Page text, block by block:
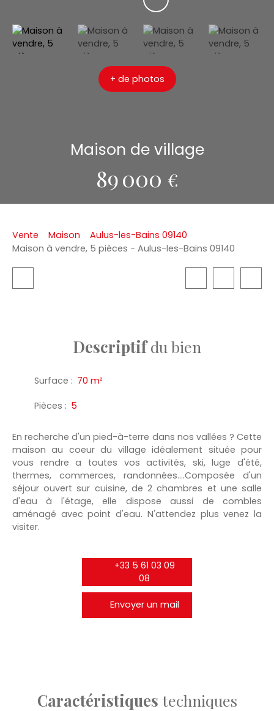
+ de photos
Maison de village
89 000 €
Vente Maison
Aulus-les-Bains 09140
Maison à vendre, 5 pièces - Aulus-les-Bains 09140
Descriptifdu bien
Surface : 70 m²
Pièces : 5
En recherche d'un pied-à-terre dans nos vallées ? Cette
maison au coeur du village idéalement située pour
vous rendre a toutes vos activités, ski, luge d'été,
thermes, commerces, randonnées....Composée d'un
séjour ouvert sur cuisine, de 2 chambres et une salle
d'eau à l'étage, elle dispose aussi de combles
aménagé avec point d'eau. N'attendez plus venez la
visiter.
+33 5 61 03 09
08
Envoyer un mail
Caractéristiques techniques